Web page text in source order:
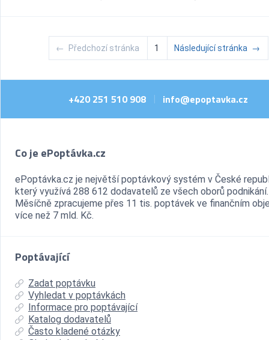
← Předchozí stránka 1 Následující stránka →
+420 251 510 908 | info@epoptavka.cz
Co je ePoptávka.cz
ePoptávka.cz je největší poptávkový systém v České
který využívá 288 612 dodavatelů ze všech oborů podnikání.
Měsíčně zpracujeme přes 11 tis. poptávek ve finančním
více než 7 mld. Kč.
Poptávající
Zadat poptávku
Vyhledat v poptávkách
Informace pro poptávající
Katalog dodavatelů
Často kladené otázky